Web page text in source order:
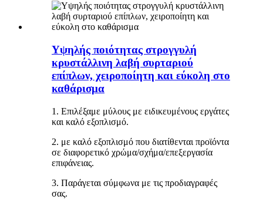
Υψηλής ποιότητας στρογγυλή
κρυστάλλινη λαβή συρταριού
επίπλων, χειροποίητη και εύκολη στο
καθάρισμα
1. Επιλέξαμε μύλους με ειδικευμένους εργάτες
και καλό εξοπλισμό.
2. με καλό εξοπλισμό που διατίθενται προϊόντα
σε διαφορετικό χρώμα/σχήμα/επεξεργασία
επιφάνειας.
3. Παράγεται σύμφωνα με τις προδιαγραφές
σας.